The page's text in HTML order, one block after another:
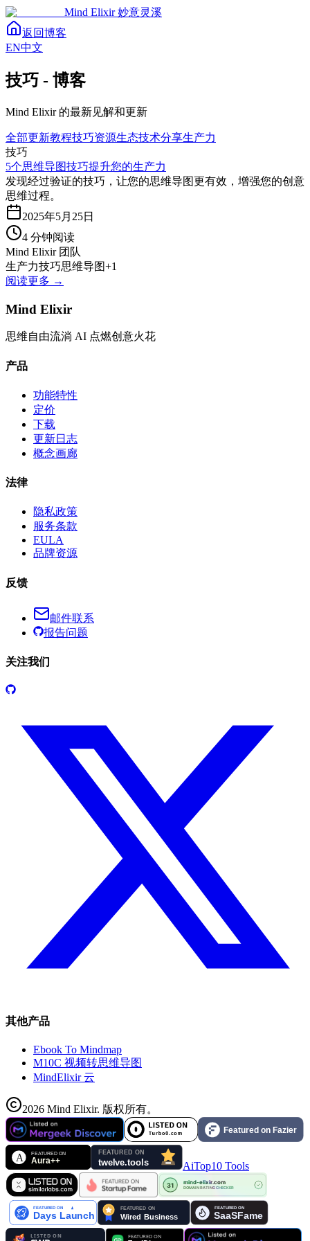
Mind Elixir妙意灵溪
返回博客
EN中文
技巧 - 博客
Mind Elixir 的最新见解和更新
全部更新教程技巧资源生态技术分享生产力
技巧
5个思维导图技巧提升您的生产力
发现经过验证的技巧，让您的思维导图更有效，增强您的创意
思维过程。
2025年5月25日
4 分钟阅读
Mind Elixir 团队
生产力技巧思维导图+1
阅读更多 →
Mind Elixir
思维自由流淌 AI 点燃创意火花
产品
功能特性
定价
下载
更新日志
概念画廊
法律
隐私政策
服务条款
EULA
品牌资源
反馈
邮件联系
报告问题
关注我们
其他产品
Ebook To Mindmap
M10C 视频转思维导图
MindElixir 云
2026 Mind Elixir. 版权所有。
AiTop10 Tools